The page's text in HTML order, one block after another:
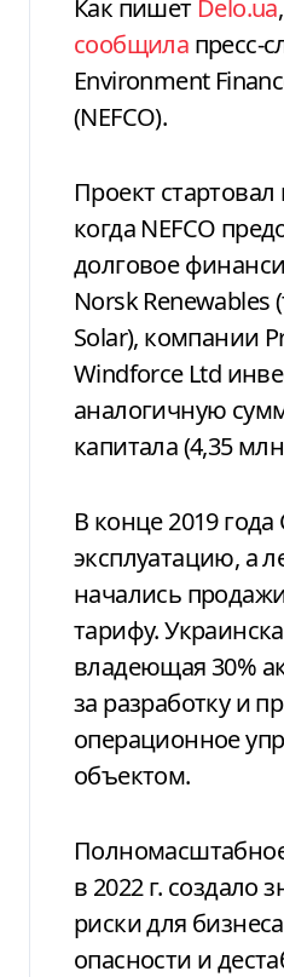
Как пишет Delo.ua
сообщила пресс-
Environment
(NEFCO).
Проект стартовал
когда NEFCO
долговое
Norsk Renewables
Solar), компании
Windforce Ltd
аналогичную
капитала (4,35
В конце 2019
эксплуатацию, а
начались
тарифу.
владеющая 30%
за разработку и
операционное
объектом.
в 2022 г. создало
риски для
опасности и